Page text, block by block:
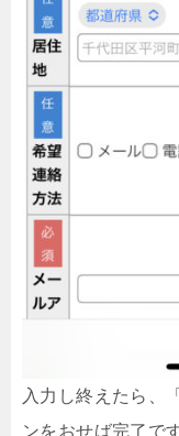
入力し終えたら、
ンをおせば完了です